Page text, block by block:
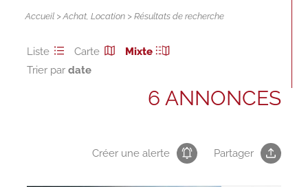
Accueil >Achat,Location > Résultats de recherche
Liste Carte
Mixte
Trier par
6 ANNONCES
Créer une alerte Partager